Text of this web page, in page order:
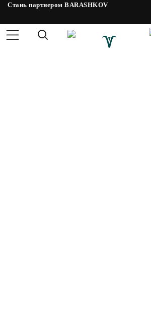
Стань партнером BARASHKOV